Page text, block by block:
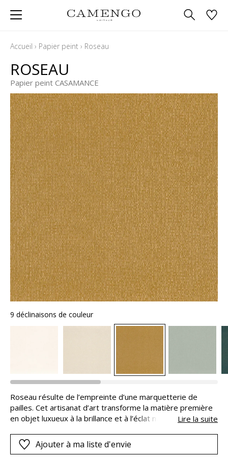
Accueil › Papier peint › Roseau
ROSEAU
Papier peint CASAMANCE
9 déclinaisons de couleur
Roseau résulte de l’empreinte d’une marquetterie de
pailles. Cet artisanat d’art transforme la matière première
en objet luxueux à la brillance et à l’éclat naturel. D’une
toucher. Certaines versions mèlent la craie à l’iriodine et
d’autres plus brillantes sont réalisées en iriodine sur fond
Lire la suite
Ajouter à ma liste d'envie